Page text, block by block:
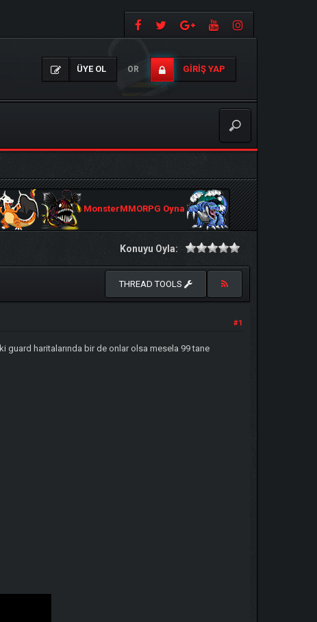
ÜYE OL OR GIRIŞ YAP
MonsterMMORPG Oyna
Konuyu Oyla:
THREAD TOOLS
#1
guard haritalarında bir de onlar olsa mesela 99 tane